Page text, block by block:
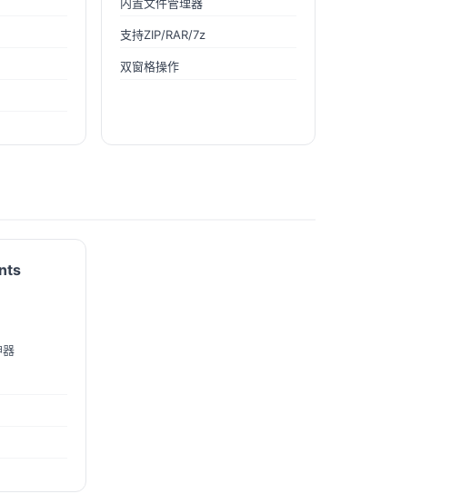
支持ZIP/RAR/7z
双窗格操作
器